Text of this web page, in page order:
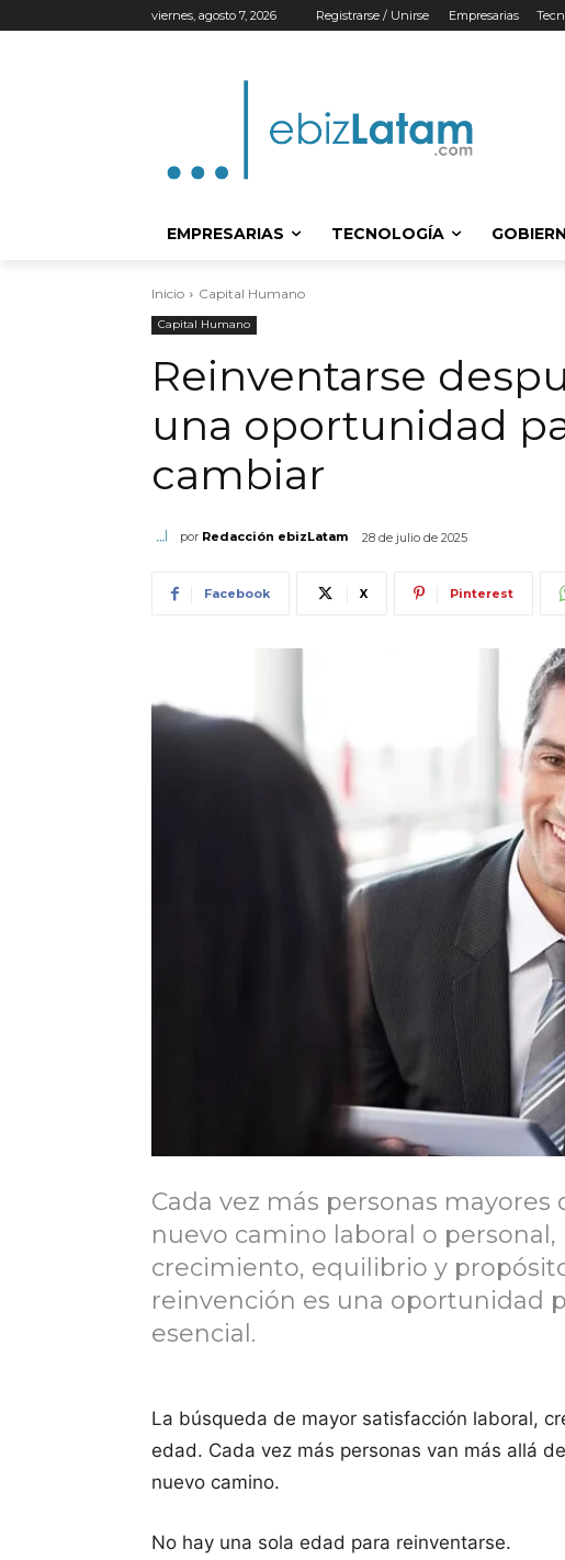
viernes, agosto 7, 2026 Registrarse / Unirse Empresarias
EMPRESARIAS TECNOLOGÍA
Inicio Capital Humano
Capital Humano
Reinventarse
una oportunidad
cambiar
por Redacción ebizLatam 28 de julio de 2025
Facebook X Pinterest
Cada vez más personas
nuevo camino laboral o
crecimiento, equilibrio y
reinvención es una oportunidad
esencial.
La búsqueda de mayor satisfacción laboral,
edad. Cada vez más personas van más allá
nuevo camino.
No hay una sola edad para reinventarse.